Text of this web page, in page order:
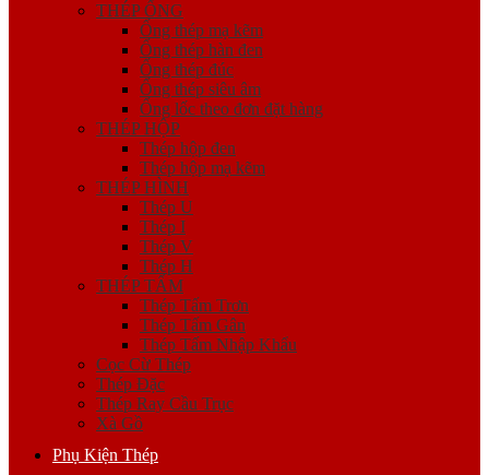
THÉP ỐNG
Ống thép mạ kẽm
Ống thép hàn đen
Ống thép đúc
Ống thép siêu âm
Ống lốc theo đơn đặt hàng
THÉP HỘP
Thép hộp đen
Thép hộp mạ kẽm
THÉP HÌNH
Thép U
Thép I
Thép V
Thép H
THÉP TẤM
Thép Tấm Trơn
Thép Tấm Gân
Thép Tấm Nhập Khẩu
Cọc Cừ Thép
Thép Đặc
Thép Ray Cầu Trục
Xà Gồ
Phụ Kiện Thép